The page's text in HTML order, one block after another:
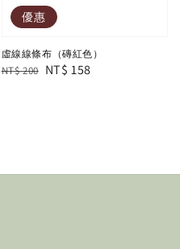
優惠
虛線線條布（磚紅色）
Regular
NT$ 200 Sale
NT$ 158